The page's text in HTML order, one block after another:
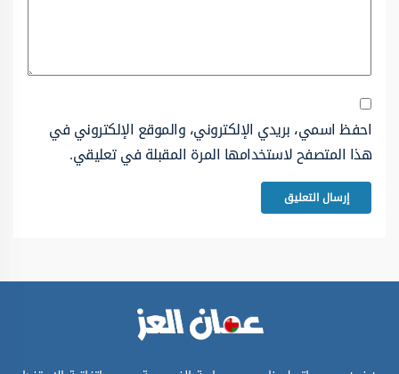
احفظ اسمي، بريدي الإلكتروني، والموقع الإلكتروني في
هذا المتصفح لاستخدامها المرة المقبلة في تعليقي.